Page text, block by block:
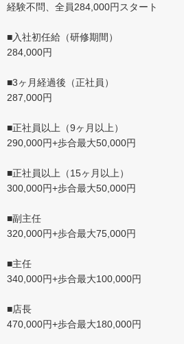
経験不問、全員284,000円スタート
■入社初任給（研修期間）
284,000円
■3ヶ月経過後（正社員）
287,000円
■正社員以上（9ヶ月以上）
290,000円+歩合最大50,000円
■正社員以上（15ヶ月以上）
300,000円+歩合最大50,000円
■副主任
320,000円+歩合最大75,000円
■主任
340,000円+歩合最大100,000円
■店長
470,000円+歩合最大180,000円